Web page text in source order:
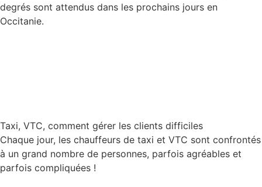
degrés sont attendus dans les prochains jours en
Occitanie.
Taxi, VTC, comment gérer les clients difficiles
Chaque jour, les chauffeurs de taxi et VTC sont confrontés
à un grand nombre de personnes, parfois agréables et
parfois compliquées !